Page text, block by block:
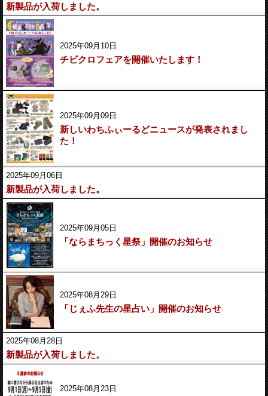
新製品が入荷しました。
2025年09月10日
チビクロフェアを開催いたします！
2025年09月09日
新しいわちふぃーるどニュースが発表されまし
た！
2025年09月06日
新製品が入荷しました。
2025年09月05日
「ならまちっく星祭」開催のお知らせ
2025年08月29日
「じぇふ先生の星占い」開催のお知らせ
2025年08月28日
新製品が入荷しました。
2025年08月23日